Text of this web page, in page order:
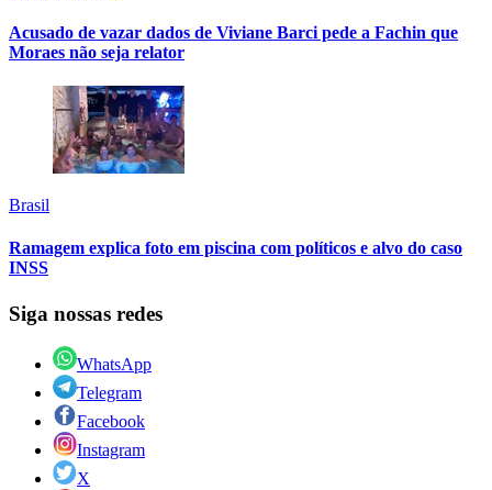
Acusado de vazar dados de Viviane Barci pede a Fachin que
Moraes não seja relator
Brasil
Ramagem explica foto em piscina com políticos e alvo do caso
INSS
Siga nossas redes
WhatsApp
Telegram
Facebook
Instagram
X